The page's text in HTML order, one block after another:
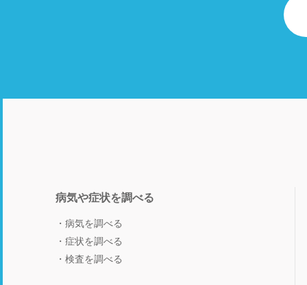
病気や症状を調べる
病気を調べる
症状を調べる
検査を調べる